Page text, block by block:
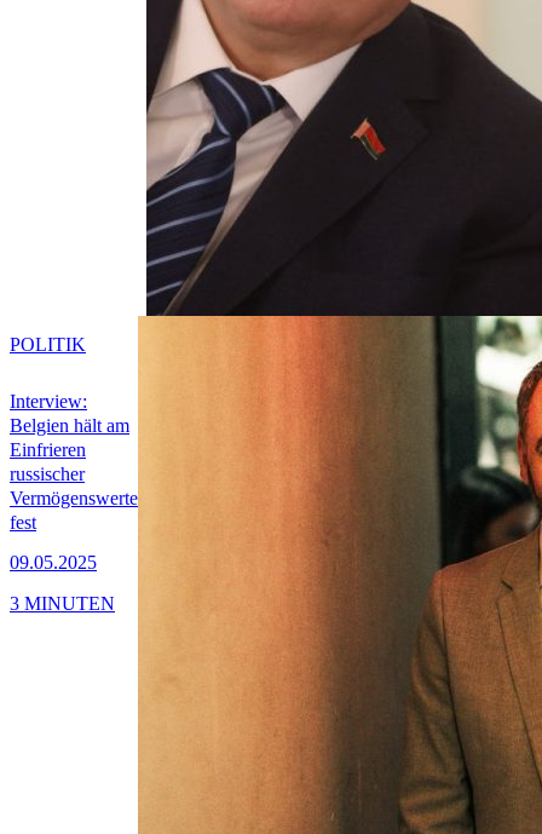
Interview:
Belgien hält am
Einfrieren
russischer
Vermögenswerte
fest
09.05.2025
POLITIK
3 MINUTEN